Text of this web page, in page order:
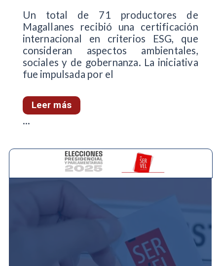
Un total de 71 productores de
Magallanes recibió una certificación
internacional en criterios ESG, que
consideran aspectos ambientales,
sociales y de gobernanza. La iniciativa
fue impulsada por el
Leer más
...